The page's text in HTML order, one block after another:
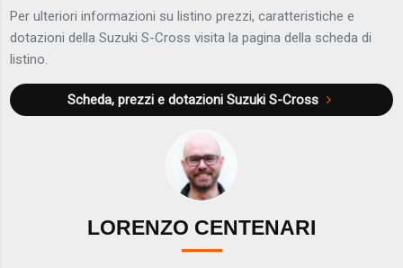
Per ulteriori informazioni su listino prezzi, caratteristiche e
dotazioni della Suzuki S-Cross visita la pagina della scheda di
listino.
Scheda, prezzi e dotazioniSuzuki S-Cross
LORENZO CENTENARI